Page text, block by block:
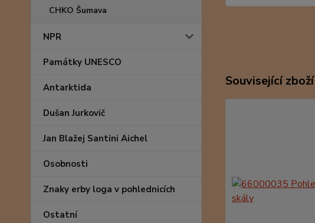
CHKO Šumava
NPR
Památky UNESCO
Antarktida
Dušan Jurkovič
Jan Blažej Santini Aichel
Osobnosti
Znaky erby loga v pohlednicích
Ostatní
Související zboží